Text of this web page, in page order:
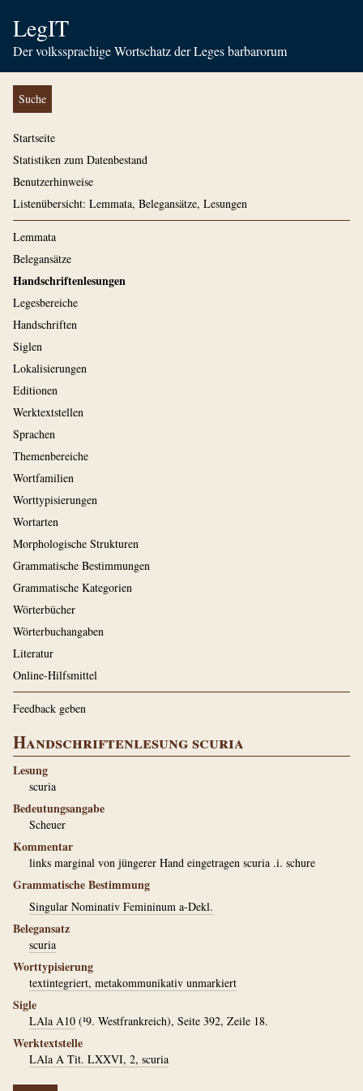
LegIT
Der volkssprachige Wortschatz der Leges barbarorum
Suche
Startseite
Statistiken zum Datenbestand
Benutzerhinweise
Listenübersicht: Lemmata, Belegansätze, Lesungen
Lemmata
Belegansätze
Handschriftenlesungen
Legesbereiche
Handschriften
Siglen
Lokalisierungen
Editionen
Werktextstellen
Sprachen
Themenbereiche
Wortfamilien
Worttypisierungen
Wortarten
Morphologische Strukturen
Grammatische Bestimmungen
Grammatische Kategorien
Wörterbücher
Wörterbuchangaben
Literatur
Online-Hilfsmittel
Feedback geben
Handschriftenlesung scuria
Lesung
scuria
Bedeutungsangabe
Scheuer
Kommentar
links marginal von jüngerer Hand eingetragen scuria .i. schure
Grammatische Bestimmung
Singular Nominativ Femininum a-Dekl.
Belegansatz
scuria
Worttypisierung
textintegriert, metakommunikativ unmarkiert
Sigle
LAla A10 (¹9. Westfrankreich), Seite 392, Zeile 18.
Werktextstelle
LAla A Tit. LXXVI, 2, scuria